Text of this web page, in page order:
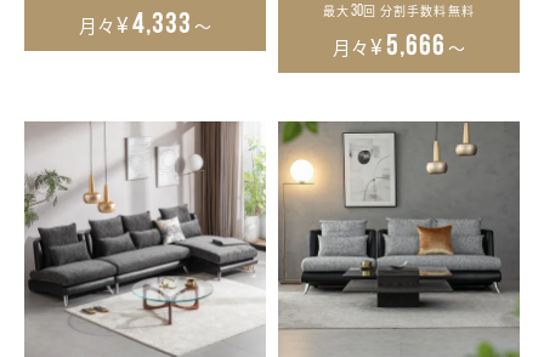
月々¥4,333 ～
最大30 回 分割手数料無料
月々¥ 5,666 ～